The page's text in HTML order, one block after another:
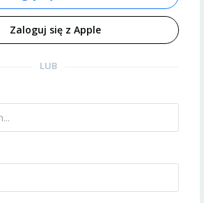
Zaloguj się z Apple
LUB